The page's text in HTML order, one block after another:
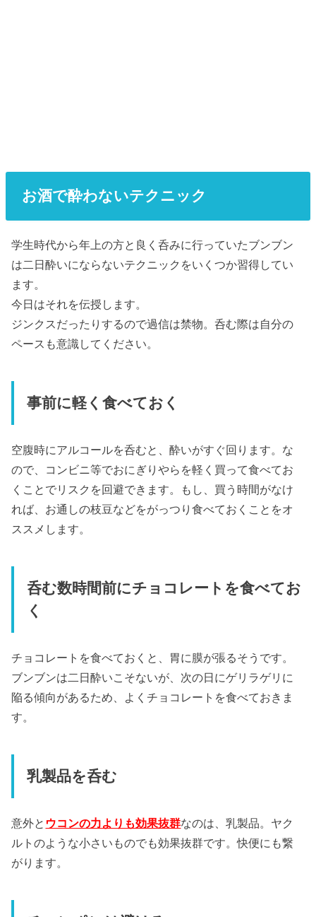
お酒で酔わないテクニック
学生時代から年上の方と良く呑みに行っていたブンブン
は二日酔いにならないテクニックをいくつか習得してい
ます。
今日はそれを伝授します。
ジンクスだったりするので過信は禁物。呑む際は自分の
ペースも意識してください。
事前に軽く食べておく
空腹時にアルコールを呑むと、酔いがすぐ回ります。な
ので、コンビニ等でおにぎりやらを軽く買って食べてお
くことでリスクを回避できます。もし、買う時間がなけ
れば、お通しの枝豆などをがっつり食べておくことをオ
ススメします。
呑む数時間前にチョコレートを食べてお
く
チョコレートを食べておくと、胃に膜が張るそうです。
ブンブンは二日酔いこそないが、次の日にゲリラゲリに
陥る傾向があるため、よくチョコレートを食べておきま
す。
乳製品を呑む
意外と ウコンの力よりも効果抜群なのは、乳製品。ヤク
ルトのような小さいものでも効果抜群です。快便にも繋
がります。